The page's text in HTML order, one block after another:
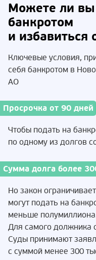
Можете ли вы
банкротом
и избавиться
Ключевые условия,
себя банкротом в
АО
Просрочка от 90 дней
Чтобы подать на
по одному из долгов
Сумма долга более
Но закон
могут подать на
меньше
Для самого должника
Суды принимают
с суммой менее 300